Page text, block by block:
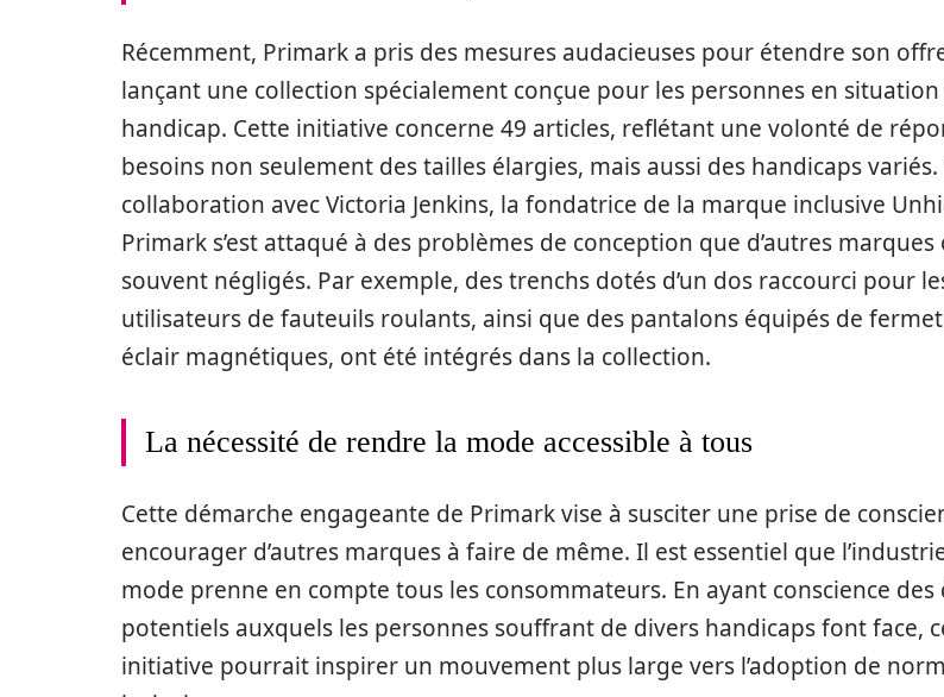
Récemment, Primark a pris des mesures audacieuses pour étendre son
lançant une collection spécialement conçue pour les personnes en situation
handicap. Cette initiative concerne 49 articles, reflétant une volonté de
besoins non seulement des tailles élargies, mais aussi des handicaps variés.
collaboration avec Victoria Jenkins, la fondatrice de la marque inclusive
Primark s’est attaqué à des problèmes de conception que d’autres marques
souvent négligés. Par exemple, des trenchs dotés d’un dos raccourci pour
utilisateurs de fauteuils roulants, ainsi que des pantalons équipés de
éclair magnétiques, ont été intégrés dans la collection.
La nécessité de rendre la mode accessible à tous
Cette démarche engageante de Primark vise à susciter une prise de
encourager d’autres marques à faire de même. Il est essentiel que
mode prenne en compte tous les consommateurs. En ayant conscience des
potentiels auxquels les personnes souffrant de divers handicaps font face,
initiative pourrait inspirer un mouvement plus large vers l’adoption de